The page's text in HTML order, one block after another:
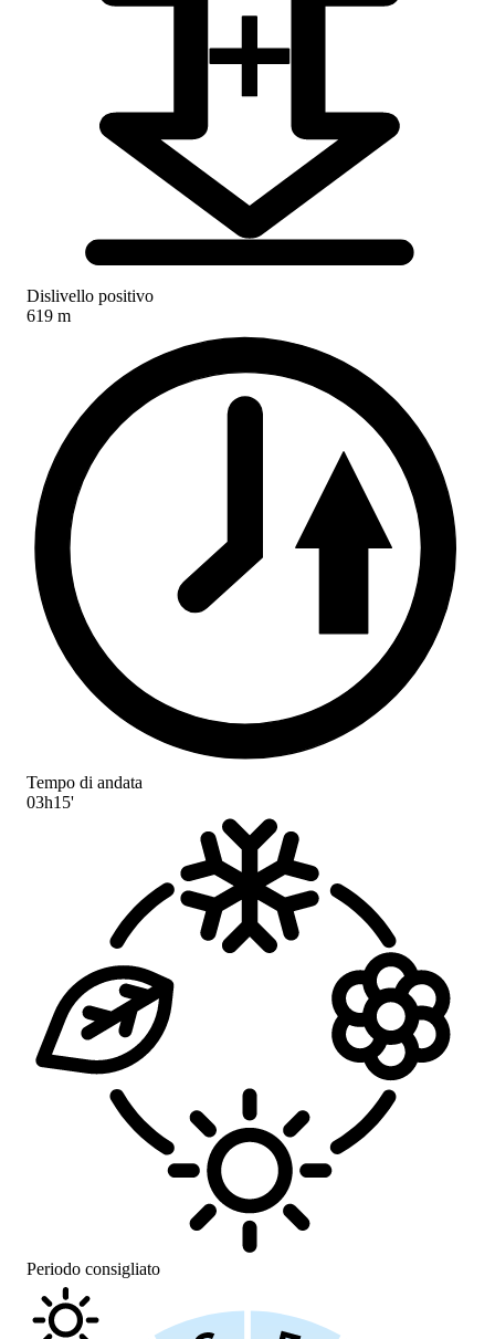
Dislivello positivo
619 m
Tempo di andata
03h15'
Periodo consigliato